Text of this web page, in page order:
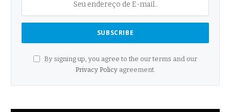
By signing up, you agree to the our terms and our
Privacy Policyagreement.